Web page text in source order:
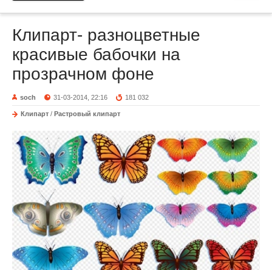
Клипарт- разноцветные
красивые бабочки на
прозрачном фоне
soch 31-03-2014, 22:16 181 032
Клипарт / Растровый клипарт